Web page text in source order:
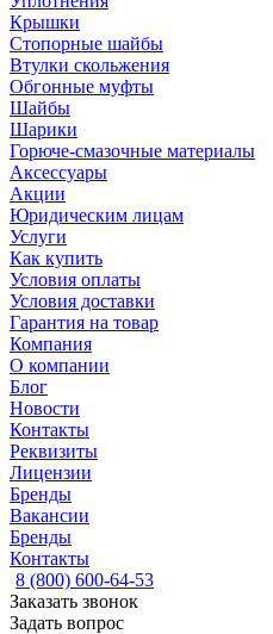
Крышки
Стопорные шайбы
Втулки скольжения
Обгонные муфты
Шайбы
Шарики
Горюче-смазочные материалы
Аксессуары
Акции
Юридическим лицам
Услуги
Как купить
Условия оплаты
Условия доставки
Гарантия на товар
Компания
О компании
Блог
Новости
Контакты
Реквизиты
Лицензии
Бренды
Вакансии
Бренды
Контакты
8 (800) 600-64-53
Заказать звонок
Задать вопрос